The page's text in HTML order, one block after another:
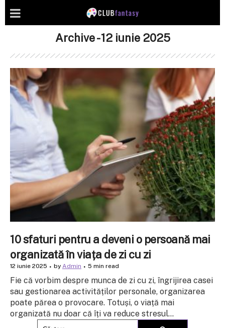
Archive - 12 iunie 2025
10 sfaturi pentru a deveni o persoană mai
organizată în viața de zi cu zi
12 iunie 2025 by Admin 5 min read
Fie că vorbim despre munca de zi cu zi, îngrijirea casei
sau gestionarea activităților personale, organizarea
poate părea o provocare. Totuși, o viață mai
organizată nu doar că îți va reduce stresul...